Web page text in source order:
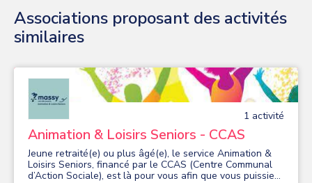
Associations proposant des activités
similaires
1 activité
Animation & Loisirs Seniors - CCAS
Jeune retraité(e) ou plus âgé(e), le service Animation &
Loisirs Seniors, financé par le CCAS (Centre Communal
d’Action Sociale), est là pour vous afin que vous puissiez